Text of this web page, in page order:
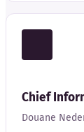
Chief
Douane